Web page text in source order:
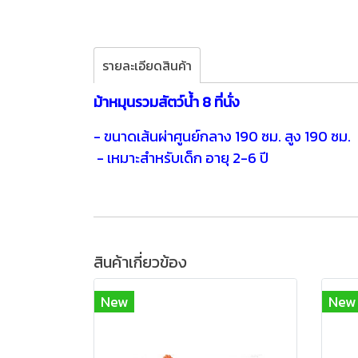
รายละเอียดสินค้า
ม้าหมุนรวมสัตว์น้ำ 8 ที่นั่ง
- ขนาดเส้นผ่าศูนย์กลาง 190 ซม. สูง 190 ซม.
- เหมาะสำหรับเด็ก อายุ 2-6 ปี
สินค้าเกี่ยวข้อง
New New